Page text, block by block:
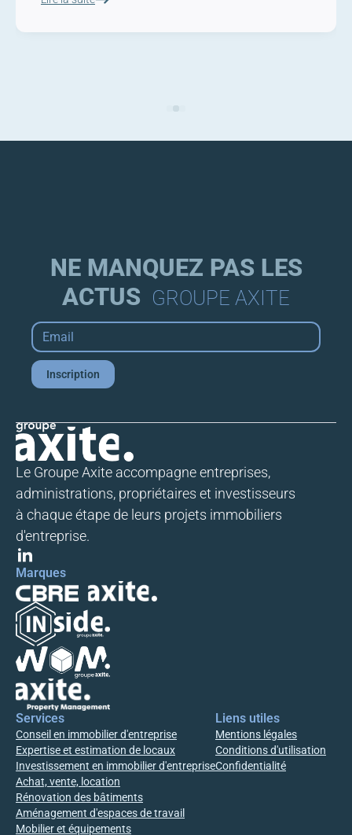
Nous utilisons des technologies telles que les cookies pour améliorer votre
expérience. Le fait de consentir à ces technologies nous permettra de traiter
des données telles que le comportement de navigation sur le site. Le fait de
ne pas consentir ou de retirer son consentement peut avoir un effet négatif
sur certaines caractéristiques et fonctions.
Accepter
Refuser
Politique de confidentialité et cookies
NE MANQUEZ PAS LES
ACTUS GROUPE AXITE
Email
Inscription
Le Groupe Axite accompagne entreprises,
administrations, propriétaires et investisseurs
à chaque étape de leurs projets immobiliers
d'entreprise.
Marques
Services
Conseil en immobilier d'entreprise
Expertise et estimation de locaux
Investissement en immobilier d'entreprise
Achat, vente, location
Rénovation des bâtiments
Aménagement d'espaces de travail
Mobilier et équipements
Liens utiles
Mentions légales
Conditions d'utilisation
Confidentialité